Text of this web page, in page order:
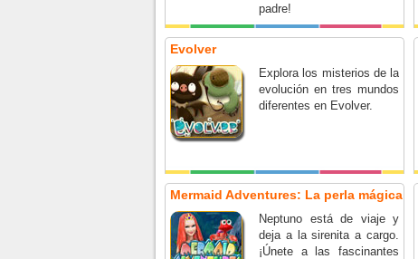
padre!
Evolver
Explora los misterios de la
evolución en tres mundos
diferentes en Evolver.
Mermaid Adventures: La perla mágica
Neptuno está de viaje y
deja a la sirenita a cargo.
¡Únete a las fascinantes